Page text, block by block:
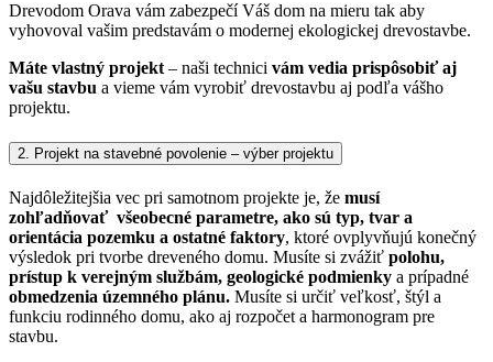
Drevodom Orava vám zabezpečí Váš dom na mieru tak aby
vyhovoval vašim predstavám o modernej ekologickej drevostavbe.
Máte vlastný projekt – naši technici vám vedia prispôsobiť aj
vašu stavbu a vieme vám vyrobiť drevostavbu aj podľa vášho
projektu.
2. Projekt na stavebné povolenie – výber projektu
Najdôležitejšia vec pri samotnom projekte je, že musí
zohľadňovať všeobecné parametre, ako sú typ, tvar a
orientácia pozemku a ostatné faktory, ktoré ovplyvňujú konečný
výsledok pri tvorbe dreveného domu. Musíte si zvážiť polohu,
prístup k verejným službám, geologické podmienky a prípadné
obmedzenia územného plánu. Musíte si určiť veľkosť, štýl a
funkciu rodinného domu, ako aj rozpočet a harmonogram pre
stavbu.